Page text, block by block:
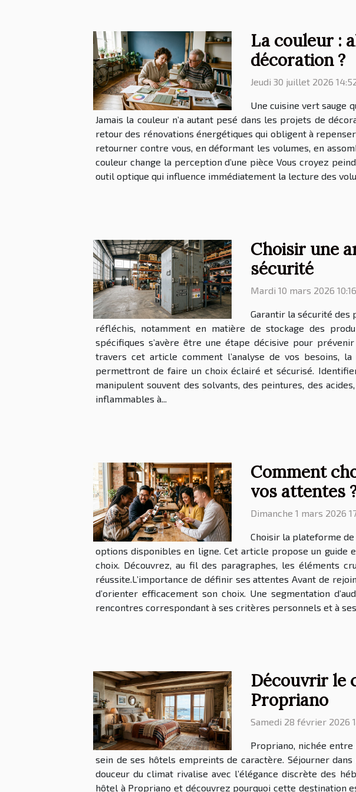
La couleur :
décoration ?
Jeudi 30 juillet 2026
Une cuisine vert sauge
Jamais la couleur n’a autant pesé dans les projets de
retour des rénovations énergétiques qui obligent à
retourner contre vous, en déformant les volumes, en
couleur change la perception d’une pièce Vous croyez
outil optique qui influence immédiatement la lecture des
Choisir une
sécurité
Mardi 10 mars 2026 10:16
Garantir la sécurité des
réfléchis, notamment en matière de stockage des
spécifiques s’avère être une étape décisive pour
travers cet article comment l’analyse de vos besoins,
permettront de faire un choix éclairé et sécurisé.
manipulent souvent des solvants, des peintures, des
inflammables à...
Comment
vos attentes
Dimanche 1 mars 2026
Choisir la plateforme
options disponibles en ligne. Cet article propose un
choix. Découvrez, au fil des paragraphes, les éléments
réussite.L’importance de définir ses attentes Avant de
d’orienter efficacement son choix. Une segmentation
rencontres correspondant à ses critères personnels et à
Découvrir le
Propriano
Samedi 28 février 2026
Propriano, nichée
sein de ses hôtels empreints de caractère. Séjourner
douceur du climat rivalise avec l’élégance discrète des
hôtel à Propriano et découvrez pourquoi cette destination